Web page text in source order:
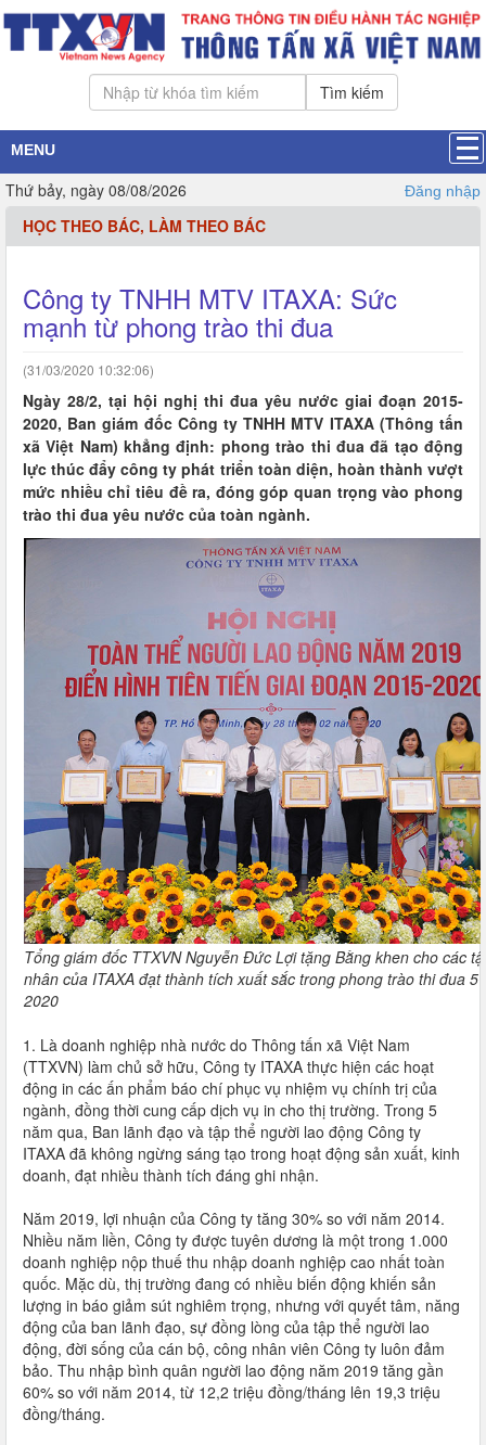
Tìm kiếm
MENU
Thứ bảy, ngày 08/08/2026 Đăng nhập
HỌC THEO BÁC, LÀM THEO BÁC
Công ty TNHH MTV ITAXA: Sức
mạnh từ phong trào thi đua
(31/03/2020 10:32:06)
Ngày 28/2, tại hội nghị thi đua yêu nước giai đoạn 2015-
2020, Ban giám đốc Công ty TNHH MTV ITAXA (Thông tấn
xã Việt Nam) khẳng định: phong trào thi đua đã tạo động
lực thúc đẩy công ty phát triển toàn diện, hoàn thành vượt
mức nhiều chỉ tiêu đề ra, đóng góp quan trọng vào phong
trào thi đua yêu nước của toàn ngành.
Tổng giám đốc TTXVN Nguyễn Đức Lợi tặng Bằng khen cho các
nhân của ITAXA đạt thành tích xuất sắc trong phong trào thi đua 5
2020
1. Là doanh nghiệp nhà nước do Thông tấn xã Việt Nam
(TTXVN) làm chủ sở hữu, Công ty ITAXA thực hiện các hoạt
động in các ấn phẩm báo chí phục vụ nhiệm vụ chính trị của
ngành, đồng thời cung cấp dịch vụ in cho thị trường. Trong 5
năm qua, Ban lãnh đạo và tập thể người lao động Công ty
ITAXA đã không ngừng sáng tạo trong hoạt động sản xuất, kinh
doanh, đạt nhiều thành tích đáng ghi nhận.
Năm 2019, lợi nhuận của Công ty tăng 30% so với năm 2014.
Nhiều năm liền, Công ty được tuyên dương là một trong 1.000
doanh nghiệp nộp thuế thu nhập doanh nghiệp cao nhất toàn
quốc. Mặc dù, thị trường đang có nhiều biến động khiến sản
lượng in báo giảm sút nghiêm trọng, nhưng với quyết tâm, năng
động của ban lãnh đạo, sự đồng lòng của tập thể người lao
động, đời sống của cán bộ, công nhân viên Công ty luôn đảm
bảo. Thu nhập bình quân người lao động năm 2019 tăng gần
60% so với năm 2014, từ 12,2 triệu đồng/tháng lên 19,3 triệu
đồng/tháng.